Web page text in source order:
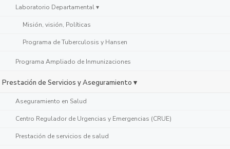
Laboratorio Departamental ▾
Misión, visión, Políticas
Programa de Tuberculosis y Hansen
Programa Ampliado de Inmunizaciones
Prestación de Servicios y Aseguramiento ▾
Aseguramiento en Salud
Centro Regulador de Urgencias y Emergencias (CRUE)
Prestación de servicios de salud